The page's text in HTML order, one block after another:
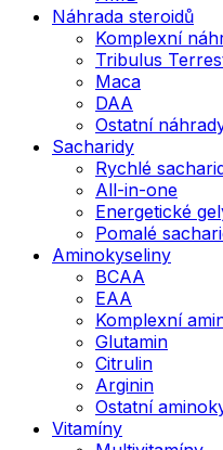
Náhrada steroidů
Komplexní
Tribulus
Maca
DAA
Ostatní
Sacharidy
Rychlé
All-in-one
Energetické
Pomalé
Aminokyseliny
BCAA
EAA
Komplexní
Glutamin
Citrulin
Arginin
Ostatní
Vitamíny